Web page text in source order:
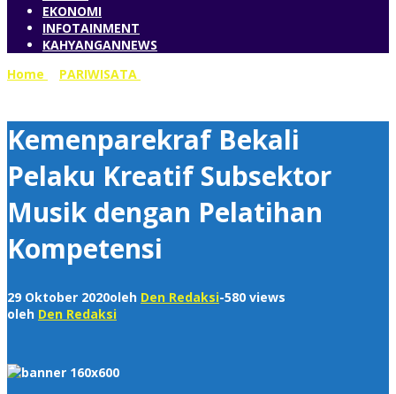
EKONOMI
INFOTAINMENT
KAHYANGANNEWS
Home
PARIWISATA
Kemenparekraf Bekali
Pelaku Kreatif Subsektor
Musik dengan Pelatihan
Kompetensi
29 Oktober 2020oleh Den Redaksi-580 views
oleh Den Redaksi